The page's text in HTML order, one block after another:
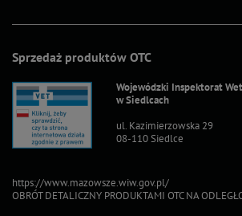
Sprzedaż produktów OTC
Wojewódzki Inspektorat
w Siedlcach
ul. Kazimierzowska 29
08-110 Siedlce
https://www.mazowsze.wiw.gov.pl/
OBRÓT DETALICZNY PRODUKTAMI OTC NA